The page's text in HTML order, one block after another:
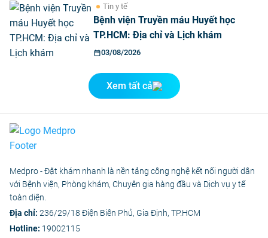
Tin y tế
Bệnh viện Truyền máu Huyết học
TP.HCM: Địa chỉ và Lịch khám
03/08/2026
Xem tất cả
Medpro - Đặt khám nhanh là nền tảng công nghệ kết nối người dân
với Bệnh viện, Phòng khám, Chuyên gia hàng đầu và Dịch vụ y tế
toàn diện.
Địa chỉ: 236/29/18 Điện Biên Phủ, Gia Định, TP.HCM
Hotline: 19002115